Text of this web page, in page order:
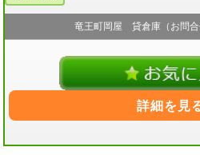
竜王町岡屋 貸倉庫（お問合
詳細を見